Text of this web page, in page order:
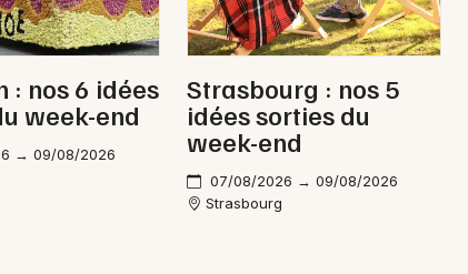
: nos 6 idées
week-end
→ 09/08/2026
Strasbourg : nos 5
idées sorties du
week-end
07/08/2026 → 09/08/2026
Strasbourg